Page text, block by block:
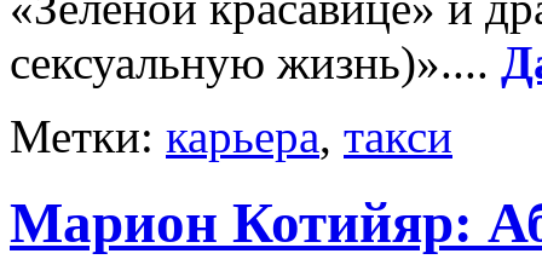
сексуальную жизнь)»....
Метки: карьера, такси
Марион Котийяр: